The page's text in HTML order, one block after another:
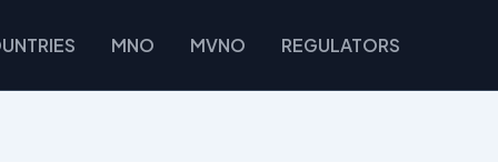
MNO MVNO REGULATORS